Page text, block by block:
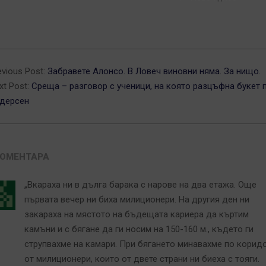
Post: Забравете Алонсо. В Ловеч виновни няма. За нищо.
Post: Среща – разговор с ученици, на която разцъфна букет
„Вкараха ни в дълга барака с нарове на два етажа. Още
първата вечер ни биха милиционери. На другия ден ни
закараха на мястото на бъдещата кариера да къртим
камъни и с бягане да ги носим на 150-160 м., където ги
струпвахме на камари. При бягането минавахме по
от милиционери, които от двете страни ни биеха с тояги.